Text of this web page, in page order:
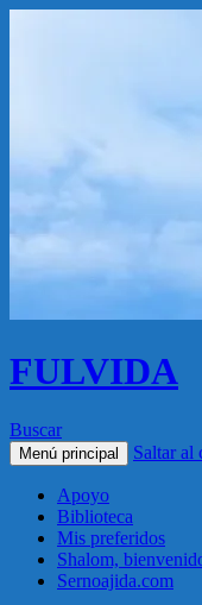
FULVIDA
Buscar
Menú principal Saltar al
Apoyo
Biblioteca
Mis preferidos
Shalom,
Sernoajida.com